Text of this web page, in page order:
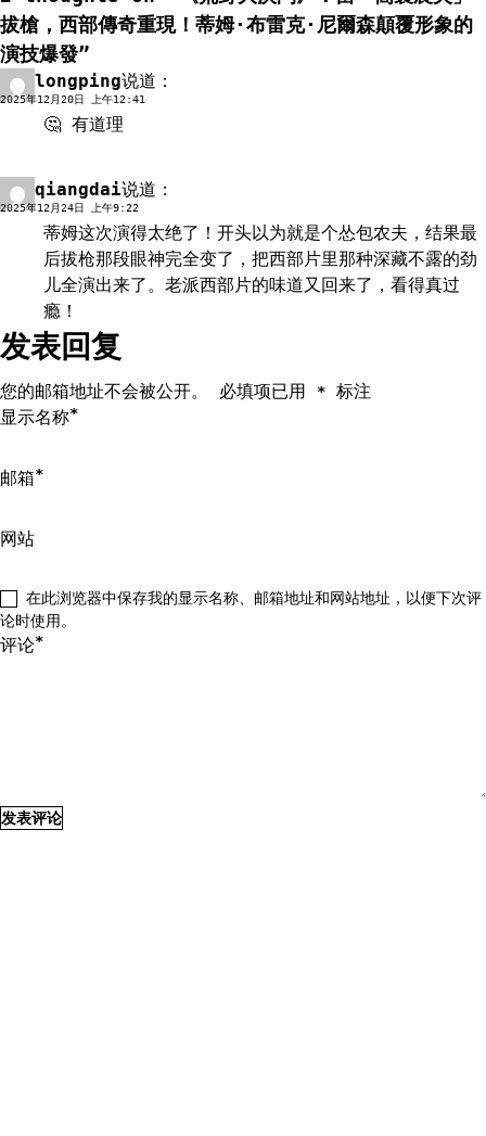
將決定他與家人的命運。這不僅是亨利的寫照，或許也是我們每
個人的寫照。
如果您喜歡《荒野大決鬥》，可能也會對以下電影感興趣：西部
片、劇情片、動作片。
拔槍，西部傳奇重現！蒂姆·布雷克·尼爾森顛覆形象的
演技爆發”
longping说道：
2025年12月20日 上午12:41
🤔 有道理
qiangdai说道：
2025年12月24日 上午9:22
蒂姆这次演得太绝了！开头以为就是个怂包农夫，结果最
后拔枪那段眼神完全变了，把西部片里那种深藏不露的劲
儿全演出来了。老派西部片的味道又回来了，看得真过
瘾！
发表回复
您的邮箱地址不会被公开。 必填项已用 * 标注
评论*
显示名称*
邮箱*
网站
在此浏览器中保存我的显示名称、邮箱地址和网站地址，以便下次评
论时使用。